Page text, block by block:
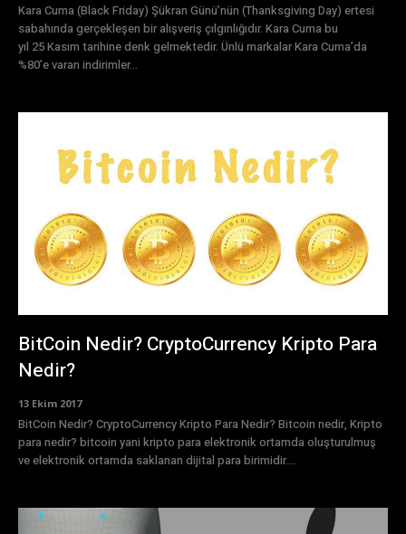
Kara Cuma (Black Friday) Şükran Günü’nün (Thanksgiving Day) ertesi
sabahında gerçekleşen bir alışveriş çılgınlığıdır. Kara Cuma bu
yıl 25 Kasım tarihine denk gelmektedir. Ünlü markalar Kara Cuma’da
%80’e varan indirimler...
BitCoin Nedir? CryptoCurrency Kripto Para
Nedir?
13 Ekim 2017
BitCoin Nedir? CryptoCurrency Kripto Para Nedir? Bitcoin nedir, Kripto
para nedir? bitcoin yani kripto para elektronik ortamda oluşturulmuş
ve elektronik ortamda saklanan dijital para birimidir....